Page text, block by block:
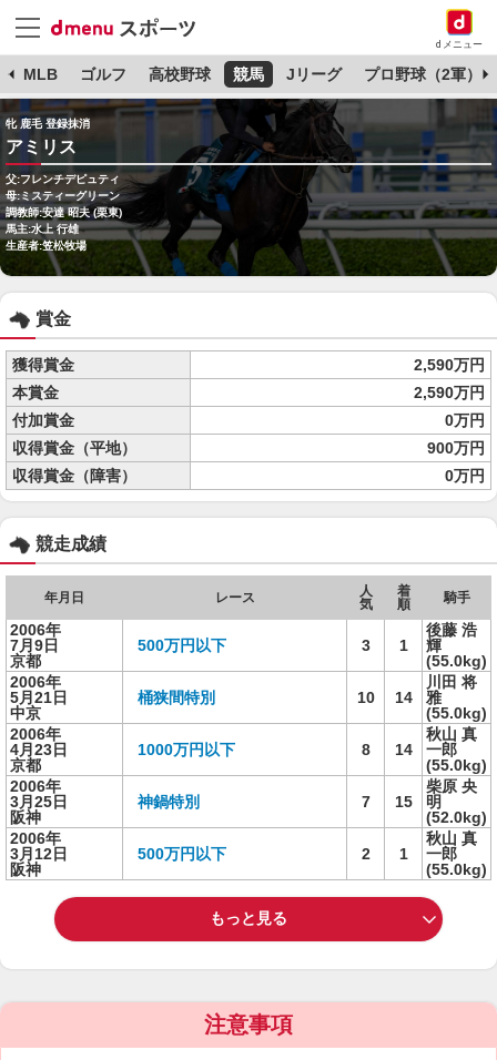
dメニュー
MLB ゴルフ 高校野球 競馬 Jリーグ プロ野球（2軍）
牝 鹿毛 登録抹消
アミリス
父:フレンチデピュティ
母:ミスティーグリーン
調教師:安達 昭夫 (栗東)
馬主:水上 行雄
生産者:笠松牧場
賞金
獲得賞金
2,590万円
本賞金
2,590万円
付加賞金
0万円
収得賞金（平地）
900万円
収得賞金（障害）
0万円
競走成績
年月日 レース
人
気
着
順
騎手
2006年
7月9日
京都
500万円以下 3 1
後藤 浩
輝
(55.0kg)
2006年
5月21日
中京
桶狭間特別 10 14
川田 将
雅
(55.0kg)
2006年
4月23日
京都
1000万円以下 8 14
秋山 真
一郎
(55.0kg)
2006年
3月25日
阪神
神鍋特別 7 15
柴原 央
明
(52.0kg)
2006年
3月12日
阪神
500万円以下 2 1
秋山 真
一郎
(55.0kg)
もっと見る
注意事項